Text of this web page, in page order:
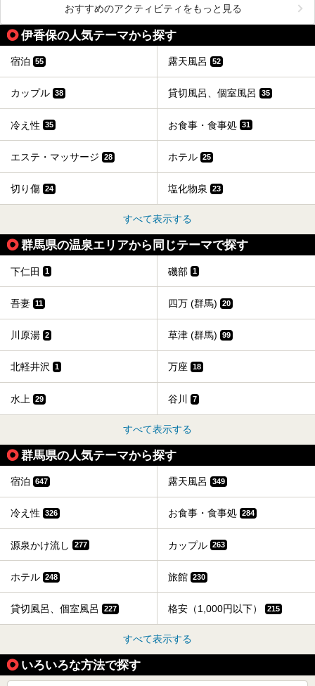
おすすめのアクティビティをもっと見る
伊香保の人気テーマから探す
宿泊 55 露天風呂 52
カップル 38 貸切風呂、個室風呂 35
冷え性 35 お食事・食事処 31
エステ・マッサージ 28 ホテル 25
切り傷 24 塩化物泉 23
すべて表示する
群馬県の温泉エリアから同じテーマで探す
下仁田 1 磯部 1
吾妻 11 四万 (群馬) 20
川原湯 2 草津 (群馬) 99
北軽井沢 1 万座 18
水上 29 谷川 7
すべて表示する
群馬県の人気テーマから探す
宿泊 647 露天風呂 349
冷え性 326 お食事・食事処 284
源泉かけ流し 277 カップル 263
ホテル 248 旅館 230
貸切風呂、個室風呂 227 格安（1,000円以下） 215
すべて表示する
いろいろな方法で探す